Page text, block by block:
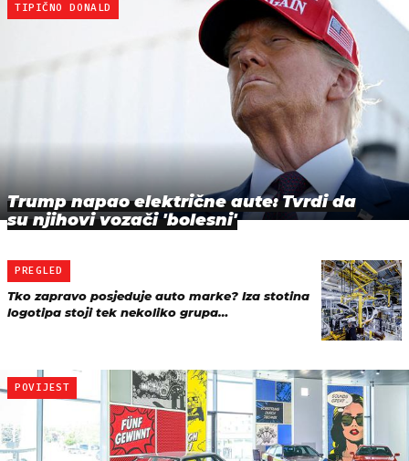
TIPIČNO DONALD
Trump napao električne aute: Tvrdi da
su njihovi vozači 'bolesni'
PREGLED
Tko zapravo posjeduje auto marke? Iza stotina
logotipa stoji tek nekoliko grupa…
POVIJEST